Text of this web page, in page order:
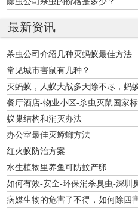
最新资讯
杀虫公司介绍几种灭蚂蚁最佳方法
常见城市害鼠有几种？
灭蚂蚁，人蚁大战多天除不尽，蚂
餐厅酒店-物业小区-杀虫灭鼠国家
蚁巢结构和消灭办法
办公室最佳灭蟑螂方法
红火蚁防治方案
水生植物里养鱼可防蚊产卵
如何有效-安全-环保消杀臭虫-深圳
病媒生物的危害了不得，如何除四